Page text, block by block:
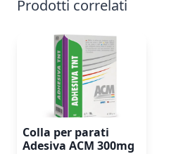
Prodotti correlati
Colla per parati
Adesiva ACM 300mg